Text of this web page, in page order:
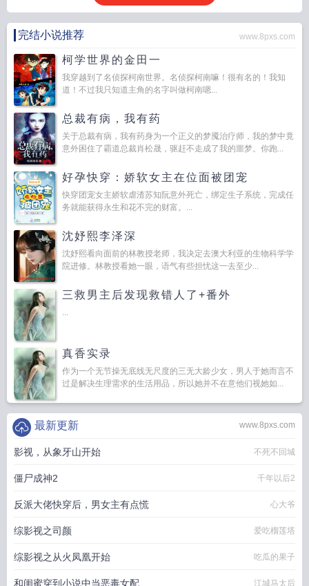
完结小说推荐 www.8pxs.com
柯学世界的金田一
我穿越到了名侦探柯南世界。名侦探柯南嘛！很有名的！我知
道！不过我只知道主角的名字叫做柯南嗯...
总裁有病，我有药
关于总裁有病，我有药身为一个正义的梦魇治疗师，我的梦中竟
意外困住了霸道总裁肖松晟，驱赶不走成了我的噩梦。你跑...
好孕快穿：娇软女主在位面被团宠
快穿团宠女主娇软虐渣苏知阮意外死亡，绑定生子系统，完成任
务就能获得永生和花不完的财富。...
沈妤熙李泽深
沈妤熙看向面前的林教授老师，我决定去澳大利亚的生物科学学
院进修。林教授看她一眼，语气有些担忧这一去至少...
三救男主后发现救错人了+番外
...
真香实录
作为一个无节操无底线无尺度的三无大龄少女，男人于她而言不
过是解决生理需求的生活用品，所以她并不在意他们视她如...
www.8pxs.com
最新更新
影视，从象牙山开始 不死不回城
僵尸成神2 千年以后2
反派大佬快穿后，男女主有点慌 心大爷
综影视之司颜 爱吃榴莲塔
综影视之从火凤凰开始 吃瓜的果子
和闺蜜穿到小说中当恶毒女配 江城马太后